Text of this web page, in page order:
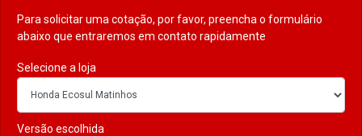
Para solicitar uma cotação, por favor, preencha o formulário
abaixo que entraremos em contato rapidamente
Selecione a loja
Versão escolhida